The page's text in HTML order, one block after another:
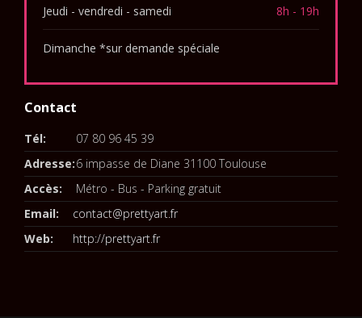
Jeudi - vendredi - samedi 8h - 19h
Dimanche *sur demande spéciale
Contact
Tél:
07 80 96 45 39
Adresse:6 impasse de Diane 31100 Toulouse
Accès:
Métro - Bus - Parking gratuit
Email:
contact@prettyart.fr
Web:
http://prettyart.fr